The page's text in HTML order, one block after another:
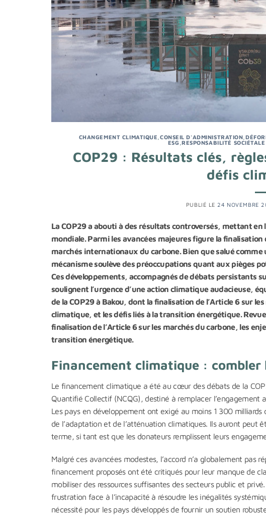
CHANGEMENT CLIMATIQUE ,CONSEIL D'ADMINISTRATION ,
ESG ,RESPONSABILITÉ
COP29 : Résultats clés,
défis
PUBLIÉ LE 24 NOVEMBRE
La COP29 a abouti à des résultats controversés, mettant
mondiale. Parmi les avancées majeures figure la finalisation
marchés internationaux du carbone. Bien que salué
mécanisme soulève des préoccupations quant aux pièges
Ces développements, accompagnés de débats
soulignent l’urgence d’une action climatique audacieuse,
de la COP29 à Bakou, dont la finalisation de l’Article 6 sur
climatique, et les défis liés à la transition énergétique.
finalisation de l’Article 6 sur les marchés du carbone, les
transition énergétique.
Financement climatique : combler
Le financement climatique a été au cœur des débats de la
Quantifié Collectif (NCQG), destiné à remplacer
Les pays en développement ont exigé au moins 1 300
de l’adaptation et de l’atténuation climatiques. Ils auront peut
terme, si tant est que les donateurs remplissent leurs
Malgré ces avancées modestes, l’accord n’a globalement pas
financement proposés ont été critiqués pour leur manque de
mobiliser des ressources suffisantes des secteurs public et
frustration face à l’incapacité à résoudre les inégalités
nécessité pour les pays développés de fournir un soutien